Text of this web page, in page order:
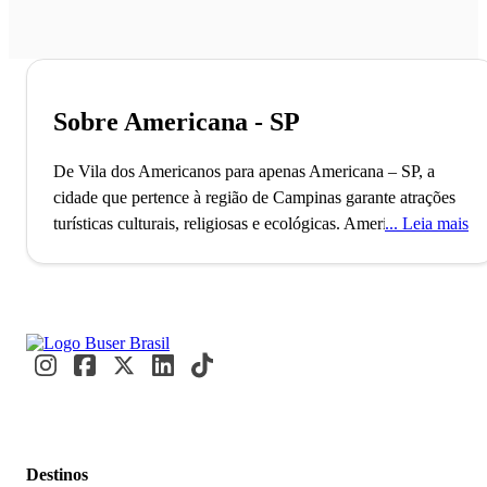
Sobre Americana - SP
De Vila dos Americanos para apenas Americana – SP, a
cidade que pertence à região de Campinas garante atrações
turísticas culturais, religiosas e ecológicas. Americana,
anualmente para a famosa Festa do Peão de Americana,
atraindo milhares de visitantes.
Leia mais
Destinos